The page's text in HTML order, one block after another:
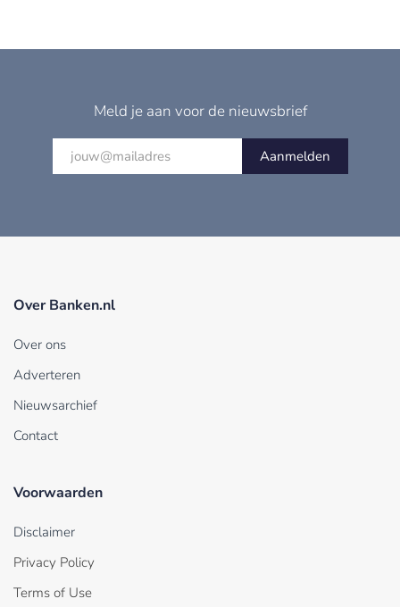
Meld je aan voor de nieuwsbrief
Aanmelden
Over Banken.nl
Over ons
Adverteren
Nieuwsarchief
Contact
Voorwaarden
Disclaimer
Privacy Policy
Terms of Use